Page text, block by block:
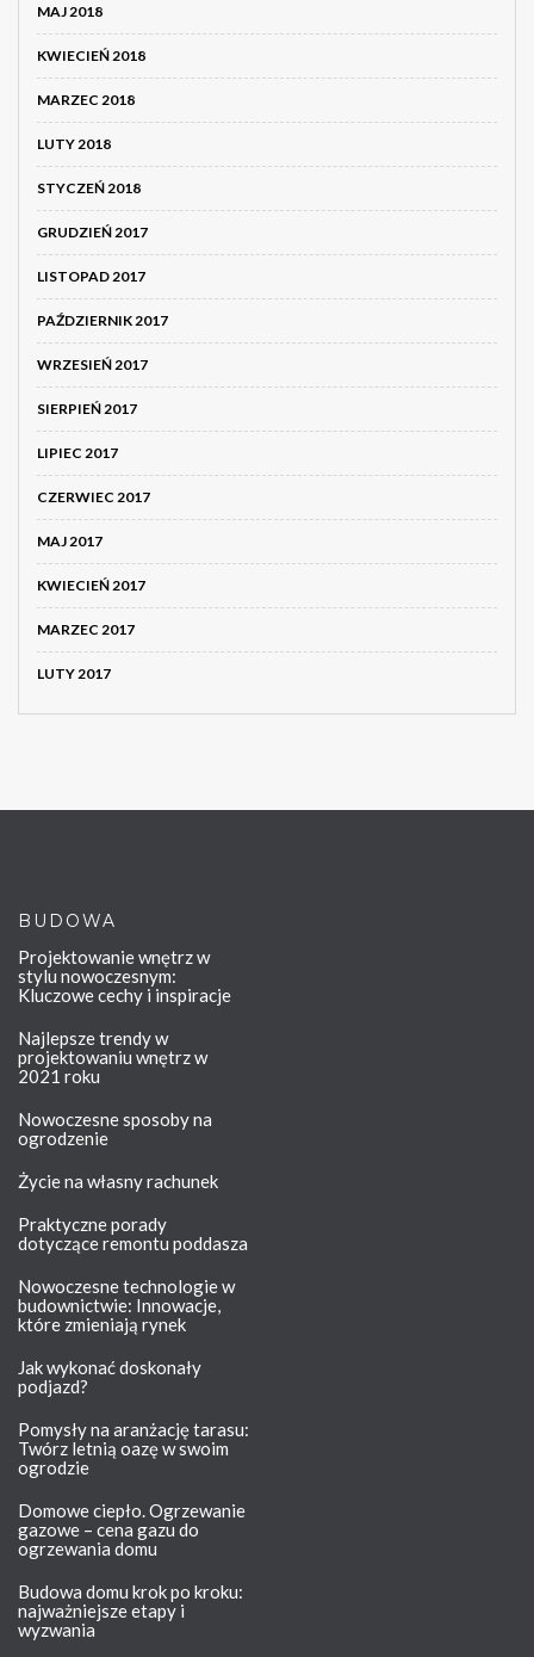
MAJ 2018
KWIECIEŃ 2018
MARZEC 2018
LUTY 2018
STYCZEŃ 2018
GRUDZIEŃ 2017
LISTOPAD 2017
PAŹDZIERNIK 2017
WRZESIEŃ 2017
SIERPIEŃ 2017
LIPIEC 2017
CZERWIEC 2017
MAJ 2017
KWIECIEŃ 2017
MARZEC 2017
LUTY 2017
BUDOWA
Projektowanie wnętrz w
stylu nowoczesnym:
Kluczowe cechy i inspiracje
Najlepsze trendy w
projektowaniu wnętrz w
2021 roku
Nowoczesne sposoby na
ogrodzenie
Życie na własny rachunek
Praktyczne porady
dotyczące remontu poddasza
Nowoczesne technologie w
budownictwie: Innowacje,
które zmieniają rynek
Jak wykonać doskonały
podjazd?
Pomysły na aranżację tarasu:
Twórz letnią oazę w swoim
ogrodzie
Domowe ciepło. Ogrzewanie
gazowe – cena gazu do
ogrzewania domu
Budowa domu krok po kroku:
najważniejsze etapy i
wyzwania